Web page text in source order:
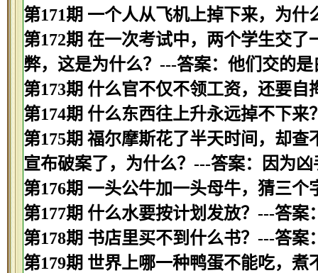
第171期 一个人从飞机上掉下来，为
第172期 在一次考试中，两个学生交
弊，这是为什么？---答案：他们交的是
第173期 什么官不仅不领工资，还要自
第174期 什么东西往上升永远掉不下来
第175期 福尔摩斯花了半天时间，却
宣布破案了，为什么？---答案：因为凶
第176期 一头公牛加一头母牛，猜三个
第177期 什么水要按计划发放？---答案
第178期 书店里买不到什么书？---答案
第179期 世界上哪一种鸭蛋不能吃，